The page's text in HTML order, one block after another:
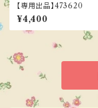
【専用出品】473620
¥4,400